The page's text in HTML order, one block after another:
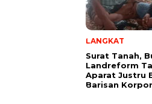
LANGKAT
Surat Tanah,
Landreform
Aparat Justru
Barisan